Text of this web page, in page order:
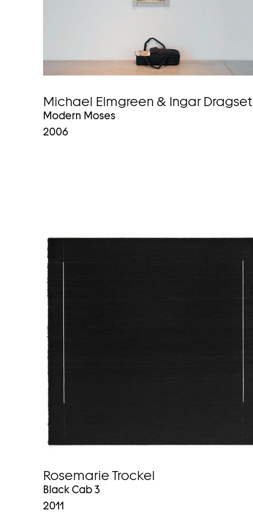
Michael Elmgreen & Ingar Dragset
Modern Moses
2006
Rosemarie Trockel
Black Cab 3
2011